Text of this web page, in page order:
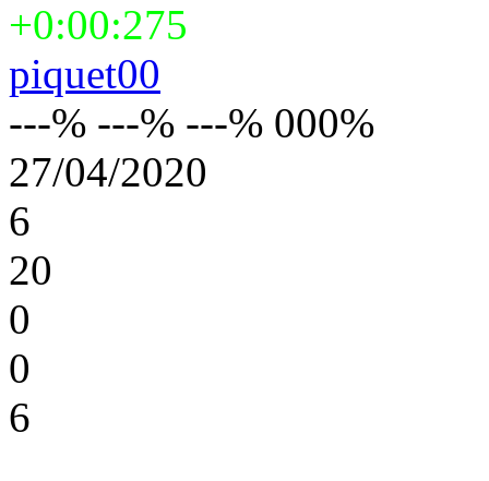
+0:00:275
piquet00
---% ---% ---% 000%
27/04/2020
6
20
0
0
6